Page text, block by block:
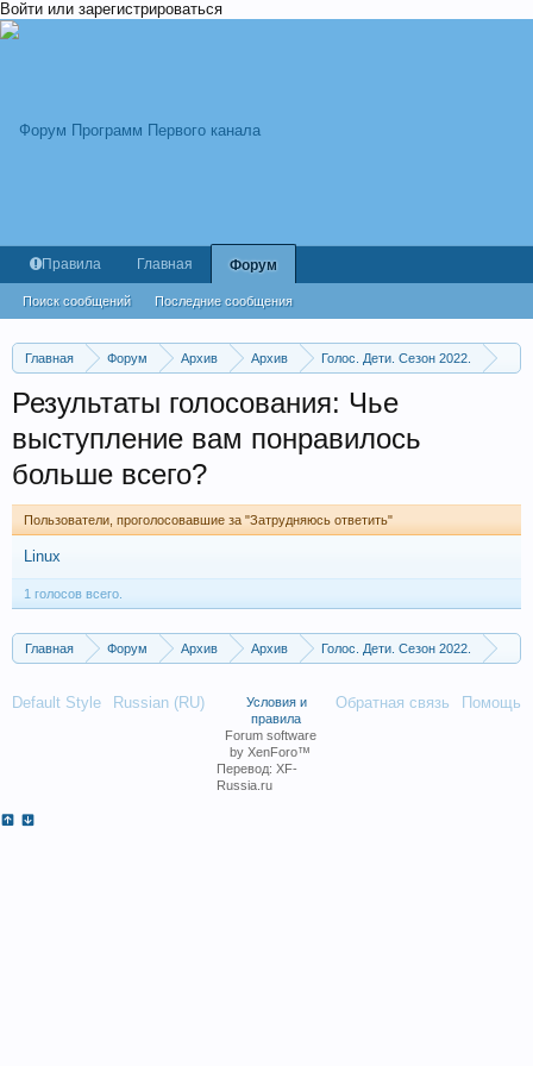
Войти или зарегистрироваться
Главная Форум Архив Архив
Голос. Дети. Сезон 2022.
Результаты голосования: Чье
выступление вам понравилось
больше всего?
Пользователи, проголосовавшие за "Затрудняюсь ответить"
Linux
1 голосов всего.
Главная Форум Архив Архив
Голос. Дети. Сезон 2022.
Правила Главная Форум
Поиск сообщений Последние сообщения
Default Style Russian (RU) Обратная связь Помощь
Условия и
правила
Forum software
by XenForo™
Перевод: XF-
Russia.ru